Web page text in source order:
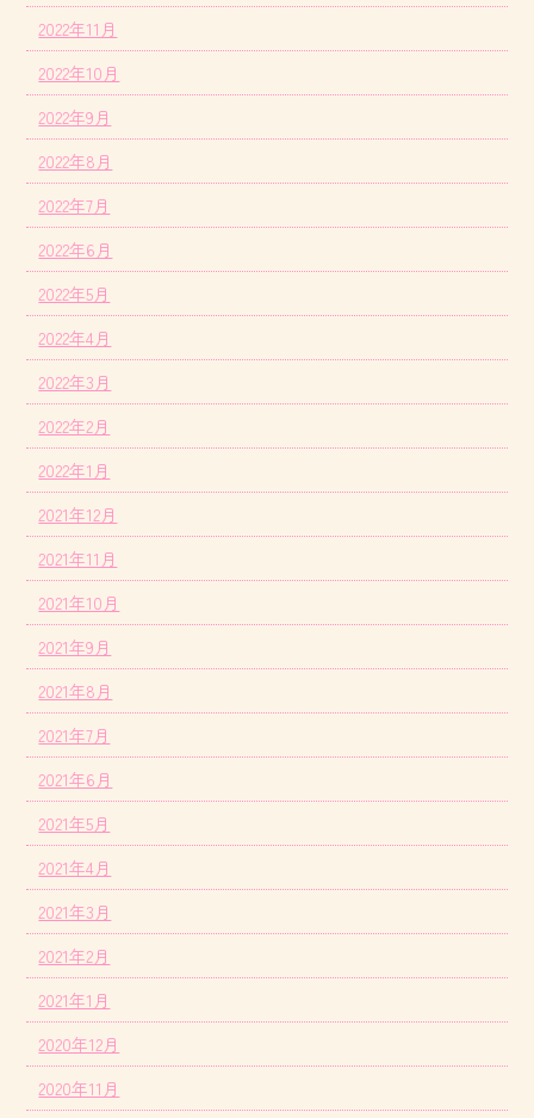
2022年11月
2022年10月
2022年9月
2022年8月
2022年7月
2022年6月
2022年5月
2022年4月
2022年3月
2022年2月
2022年1月
2021年12月
2021年11月
2021年10月
2021年9月
2021年8月
2021年7月
2021年6月
2021年5月
2021年4月
2021年3月
2021年2月
2021年1月
2020年12月
2020年11月